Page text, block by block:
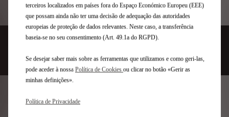
O interior também mantém a
terceiros localizados em países fora do Espaço Económico Europeu (EEE)
que possam ainda não ter uma decisão de adequação das autoridades
europeias de proteção de dados relevantes. Neste caso, a transferência
baseia-se no seu consentimento (Art. 49.1a do RGPD).
Se desejar saber mais sobre as ferramentas que utilizamos e como geri-las,
pode aceder à nossa Política de Cookies ou clicar no botão «Gerir as
minhas definições».
Política de Privacidade